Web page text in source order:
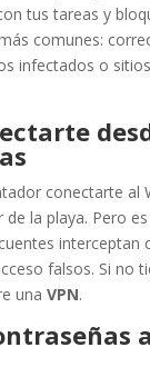
tus tareas y
comunes:
infectados o
conectarte al
la playa. Pero
interceptan
falsos. Si no
una VPN.